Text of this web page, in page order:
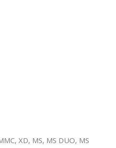
XD, MS, MS DUO, MS